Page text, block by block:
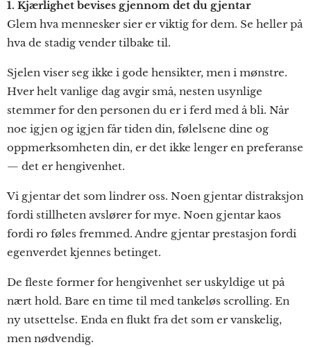
1. Kjærlighet bevises gjennom det du gjentar
Glem hva mennesker sier er viktig for dem. Se heller på
hva de stadig vender tilbake til.
Sjelen viser seg ikke i gode hensikter, men i mønstre.
Hver helt vanlige dag avgir små, nesten usynlige
stemmer for den personen du er i ferd med å bli. Når
noe igjen og igjen får tiden din, følelsene dine og
oppmerksomheten din, er det ikke lenger en preferanse
— det er hengivenhet.
Vi gjentar det som lindrer oss. Noen gjentar distraksjon
fordi stillheten avslører for mye. Noen gjentar kaos
fordi ro føles fremmed. Andre gjentar prestasjon fordi
egenverdet kjennes betinget.
De fleste former for hengivenhet ser uskyldige ut på
nært hold. Bare en time til med tankeløs scrolling. En
ny utsettelse. Enda en flukt fra det som er vanskelig,
men nødvendig.